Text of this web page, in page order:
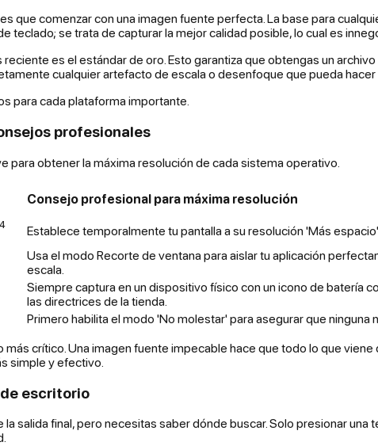
que comenzar con una imagen fuente perfecta. La base para
teclado; se trata de capturar la mejor calidad posible, lo cual es
es el estándar de oro. Esto garantiza que obtengas un
cualquier artefacto de escala o desenfoque que pueda
para cada plataforma importante.
profesionales
para obtener la máxima resolución de cada sistema operativo.
Consejo profesional para máxima resolución
Establece temporalmente tu pantalla a su resolución 'Más
Usa el modo Recorte de ventana para aislar tu aplicación
escala.
Siempre captura en un dispositivo físico con un icono de batería
las directrices de la tienda.
Primero habilita el modo 'No molestar' para asegurar que
crítico. Una imagen fuente impecable hace que todo lo que
simple y efectivo.
escritorio
salida final, pero necesitas saber dónde buscar. Solo presionar